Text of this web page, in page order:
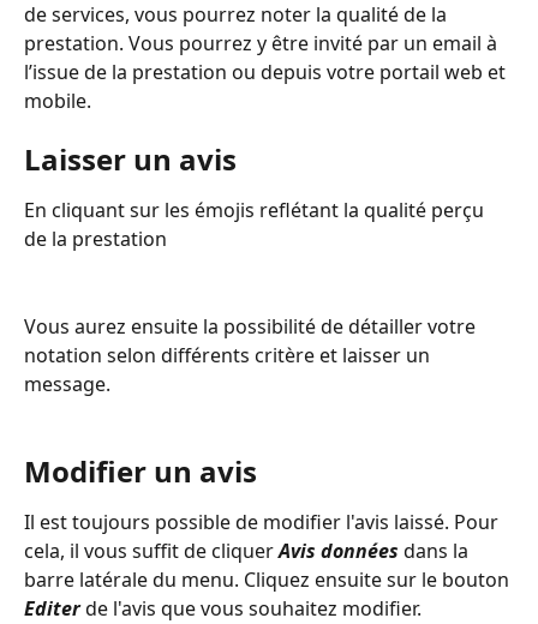
de services, vous pourrez noter la qualité de la
prestation. Vous pourrez y être invité par un email à
l’issue de la prestation ou depuis votre portail web et
mobile.
Laisser un avis
En cliquant sur les émojis reflétant la qualité perçu
de la prestation
Vous aurez ensuite la possibilité de détailler votre
notation selon différents critère et laisser un
message.
Modifier un avis
Il est toujours possible de modifier l'avis laissé. Pour
cela, il vous suffit de cliquer Avis données dans la
barre latérale du menu. Cliquez ensuite sur le bouton
Editer de l'avis que vous souhaitez modifier.